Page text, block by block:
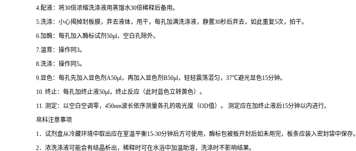
4. 配液：将30倍浓缩洗涤液用蒸馏水30倍稀释后备用。
5. 洗涤：小心揭掉封板膜，弃去液体，甩干，每孔加满洗涤液，静置30秒后弃去，如此重复5次，拍干。
6. 加酶：每孔加入酶标试剂 50μl，空白孔除外。
7. 温育：操作同3。
8. 洗涤：操作同5。
9. 显色：每孔先加入显色剂 A50μl，再加入显色剂 B50μl，轻轻震荡混匀， 37℃避光显色15分钟。
10. 终止：每孔加终止液50μl，终止反应（此时蓝色立转黄色）。
11. 测定：以空白空调零， 450nm波长依序测量各孔的吸光度（OD值）。 测定应在加终止液后15分钟以内进行。
帛科注意事项
1 ．试剂盒从冷藏环境中取出应在室温平衡15-30分钟后方可使用，酶标包被板开封后如未用完，板条应装入密封袋中保存。
2．浓洗涤液可能会有结晶析出，稀释时可在水浴中加温助溶，洗涤时不影响结果。